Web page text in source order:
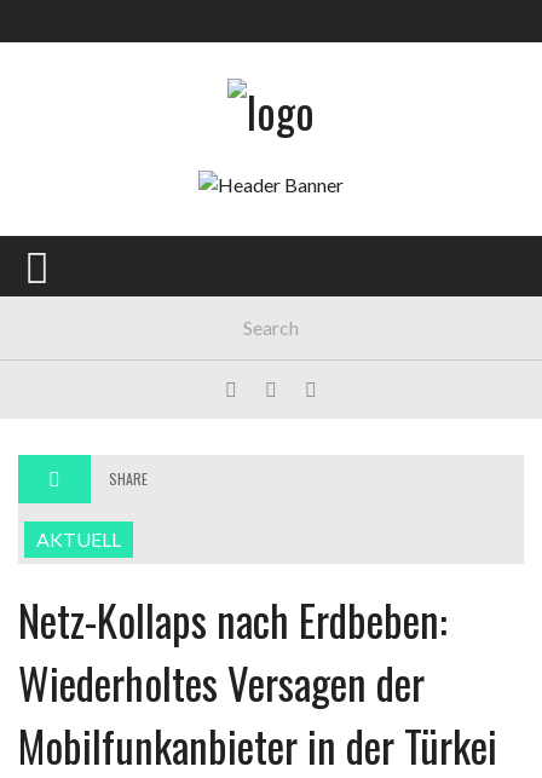
POLITIK
MEINUNG
SPORT
SHARE
AKTUELL
Netz-Kollaps nach Erdbeben:
Wiederholtes Versagen der
Mobilfunkanbieter in der Türkei